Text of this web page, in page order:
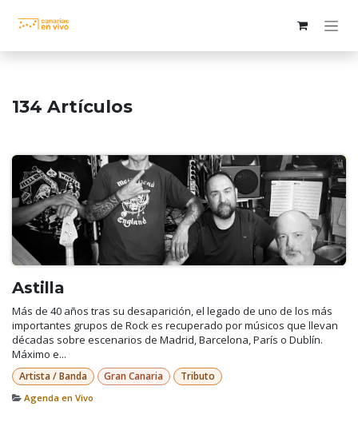
134 Artículos
Astilla
Más de 40 años tras su desaparición, el legado de uno de los más
importantes grupos de Rock es recuperado por músicos que llevan
décadas sobre escenarios de Madrid, Barcelona, París o Dublín.
Máximo e...
Artista / Banda Gran Canaria Tributo
Agenda en Vivo